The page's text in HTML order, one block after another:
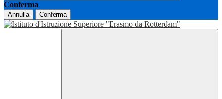
Conferma
Annulla Conferma